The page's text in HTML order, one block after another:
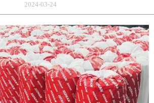
2024-03-24